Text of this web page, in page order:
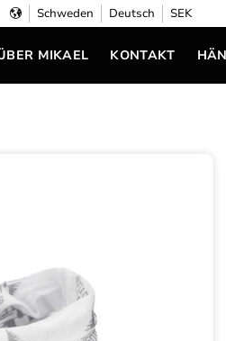
Schweden Deutsch SEK
MIKAEL KONTAKT